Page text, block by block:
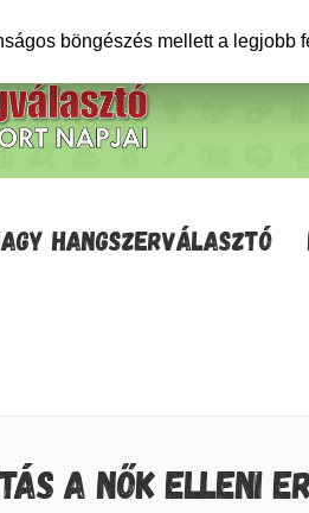
HANGSZERVÁLASZTÓ
A NŐK ELLENI
böngészés mellett a